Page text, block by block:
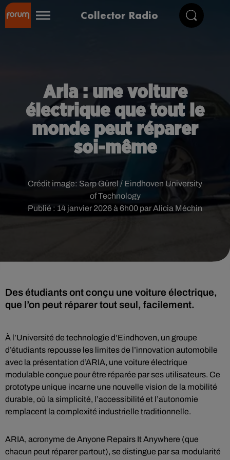
Collector Radio
Aria : une voiture
électrique que tout le
monde peut réparer
soi-même
Publié : 14 janvier 2026 à 6h00 par Alicia Méchin
Crédit image: Sarp Gürel / Eindhoven University
of Technology
Des étudiants ont conçu une voiture électrique,
que l’on peut réparer tout seul, facilement.
À l’Université de technologie d’Eindhoven, un groupe
d’étudiants repousse les limites de l’innovation automobile
avec la présentation d’ARIA, une voiture électrique
modulable conçue pour être réparée par ses utilisateurs. Ce
prototype unique incarne une nouvelle vision de la mobilité
durable, où la simplicité, l’accessibilité et l’autonomie
remplacent la complexité industrielle traditionnelle.
ARIA, acronyme de Anyone Repairs It Anywhere (que
chacun peut réparer partout), se distingue par sa modularité